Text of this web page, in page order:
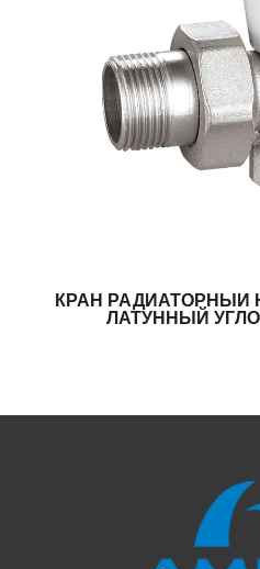
КРАН РАДИАТОРНЫЙ
ЛАТУННЫЙ